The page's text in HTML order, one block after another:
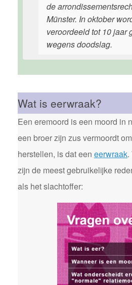
de
Münster. In oktober
veroordeeld tot 10 jaar
wegens doodslag.
Wat is eerwraak?
Een eremoord is een moord in
een broer zijn zus vermoordt
herstellen, is dat een eerwraak.
zijn de meest gebruikelijke
als het slachtoffer: